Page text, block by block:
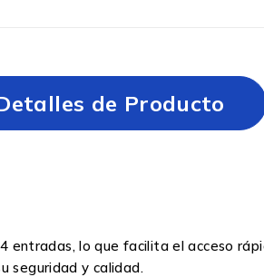
de Producto
lo que facilita el acceso
seguridad y calidad.